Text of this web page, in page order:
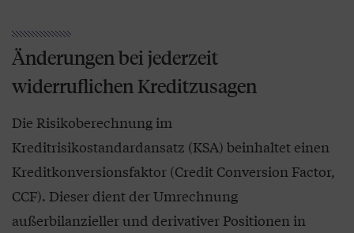
Änderungen bei jederzeit
widerruflichen Kreditzusagen
Die Risikoberechnung im
Kreditrisikostandardansatz (KSA) beinhaltet einen
Kreditkonversionsfaktor (Credit Conversion Factor,
CCF). Dieser dient der Umrechnung
außerbilanzieller und derivativer Positionen in